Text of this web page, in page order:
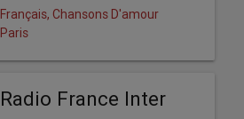
Français, Chansons D'amour
Paris
Radio France Inter